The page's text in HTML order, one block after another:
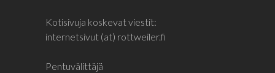
Kotisivuja koskevat viestit:
internetsivut (at) rottweiler.fi
Pentuvälittäjä